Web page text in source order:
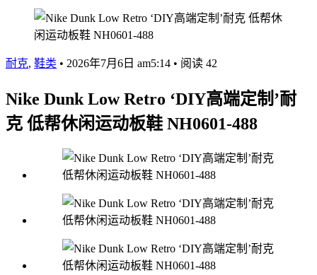
耐克, 鞋类 • 2026年7月6日 am5:14 • 阅读 42
Nike Dunk Low Retro ‘DIY高端定制’耐
克 低帮休闲运动板鞋 NH0601-488